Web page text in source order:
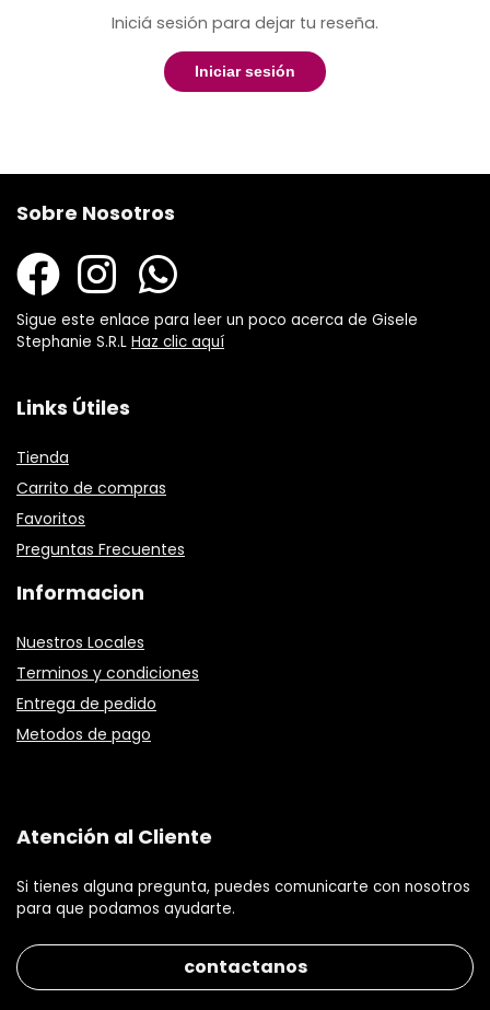
Iniciá sesión para dejar tu reseña.
Iniciar sesión
Sobre Nosotros
Sigue este enlace para leer un poco acerca de Gisele
Stephanie S.R.L Haz clic aquí
Links Útiles
Tienda
Carrito de compras
Favoritos
Preguntas Frecuentes
Informacion
Nuestros Locales
Terminos y condiciones
Entrega de pedido
Metodos de pago
Atención al Cliente
Si tienes alguna pregunta, puedes comunicarte con nosotros
para que podamos ayudarte.
contactanos